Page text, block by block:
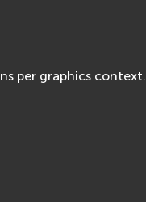
per graphics context.